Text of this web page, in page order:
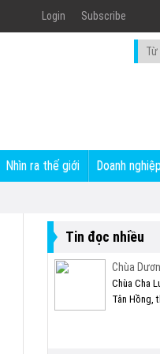
Login Subscribe
Nhìn ra thế giới Doanh
Tin đọc nhiều
Chùa
Chùa Cha
Tân Hồng,